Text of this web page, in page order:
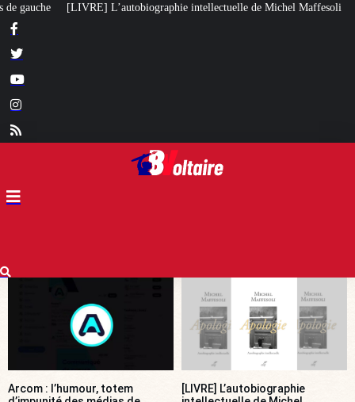
intellectuelle de Michel Maffesoli Pour regagner son influence en
Arcom : l’humour, totem
[LIVRE] L’autobiographie